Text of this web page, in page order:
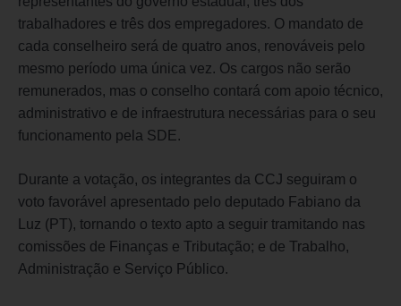
trabalhadores e três dos empregadores. O mandato de
cada conselheiro será de quatro anos, renováveis pelo
mesmo período uma única vez. Os cargos não serão
remunerados, mas o conselho contará com apoio técnico,
administrativo e de infraestrutura necessárias para o seu
funcionamento pela SDE.
Durante a votação, os integrantes da CCJ seguiram o
voto favorável apresentado pelo deputado Fabiano da
Luz (PT), tornando o texto apto a seguir tramitando nas
comissões de Finanças e Tributação; e de Trabalho,
Administração e Serviço Público.